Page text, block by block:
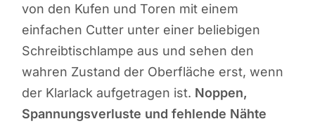
von den Kufen und Toren mit einem
einfachen Cutter unter einer beliebigen
Schreibtischlampe aus und sehen den
wahren Zustand der Oberfläche erst, wenn
der Klarlack aufgetragen ist. Noppen,
Spannungsverluste und fehlende Nähte